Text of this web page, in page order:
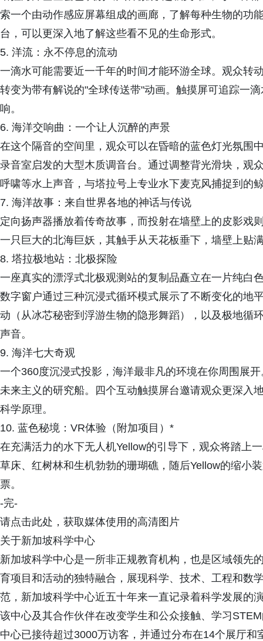
索一个由动作感应屏幕组成的画廊，了解每种生物的
台，可以更深入地了解这些看不见的生命形式。
5. 洋流：永不停息的流动
一滴水可能需要近一千年的时间才能环游全球。观众转
转变为带有解说的"全球传送带"动画。触摸屏可追踪一
响。
6. 海洋交响曲：一个让人沉醉的声景
在这个隔音的空间里，观众可以在昏暗的蓝色灯光氛围
录音室启发的大型木质调音台。通过调整背光滑块，观
呼啸等水上声音，与塔拉号上专业水下麦克风捕捉到的
7. 海洋故事：来自世界各地的神话与传说
定向扬声器播放着传奇故事，而投射在墙壁上的皮影戏
一只巨大的北海巨妖，其触手从天花板垂下，墙壁上贴
8. 塔拉极地站：北极探险
一座真实的漂浮式北极观测站的复制品矗立在一片纯白
数字窗户通过三种沉浸式循环模式展示了不断变化的地
动（从冰芯秘密到浮游生物的隐形舞蹈），以及极地循
声音。
9. 海洋七大奇观
一个360度沉浸式投影，海洋最非凡的环境在你周围展
未来主义的研究船。四个互动触摸屏台邀请观众更深入
科学原理。
10. 蓝色秘境：VR体验（附加项目）*
在充满活力的水下无人机Yellow的引导下，观众将踏上
草床、红树林和生机勃勃的珊瑚礁，随后Yellow的缩小
票。
-完-
请点击此处，获取媒体使用的高清图片
关于新加坡科学中心
新加坡科学中心是一所非正规教育机构，也是区域领先
育项目和活动的独特融合，展现科学、技术、工程和数
范，新加坡科学中心近五十年来一直记录着科学发展的
该中心及其合作伙伴在改变学生和公众接触、学习
中心已接待超过3000万访客，并通过分布在14个展厅